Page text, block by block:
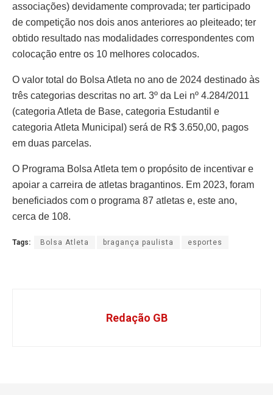
associações) devidamente comprovada; ter participado
de competição nos dois anos anteriores ao pleiteado; ter
obtido resultado nas modalidades correspondentes com
colocação entre os 10 melhores colocados.
O valor total do Bolsa Atleta no ano de 2024 destinado às
três categorias descritas no art. 3º da Lei nº 4.284/2011
(categoria Atleta de Base, categoria Estudantil e
categoria Atleta Municipal) será de R$ 3.650,00, pagos
em duas parcelas.
O Programa Bolsa Atleta tem o propósito de incentivar e
apoiar a carreira de atletas bragantinos. Em 2023, foram
beneficiados com o programa 87 atletas e, este ano,
cerca de 108.
Tags: Bolsa Atleta bragança paulista esportes
Redação GB